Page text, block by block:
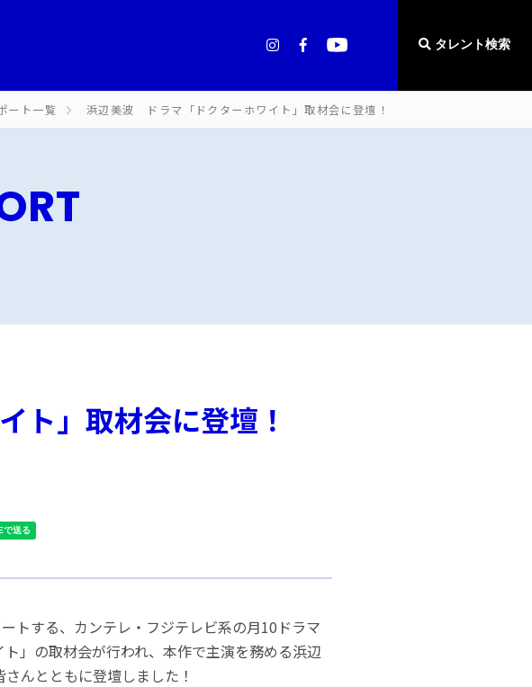
タレント検索
ート一覧 浜辺美波 ドラマ「ドクターホワイト」取材会に登壇！
」取材会に登壇！
トする、カンテレ・フジテレビ系の月10ドラマ
ト」の取材会が行われ、本作で主演を務める浜辺
んとともに登壇しました！